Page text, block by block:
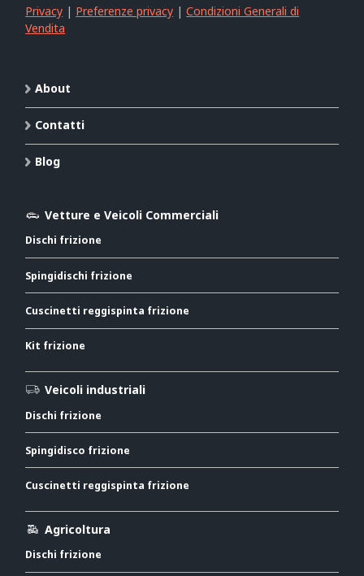
Privacy | Preferenze privacy |Condizioni Generali di
Vendita
About
Contatti
Blog
Vetture e Veicoli Commerciali
Dischi frizione
Spingidischi frizione
Cuscinetti reggispinta frizione
Kit frizione
Veicoli industriali
Dischi frizione
Spingidisco frizione
Cuscinetti reggispinta frizione
Agricoltura
Dischi frizione